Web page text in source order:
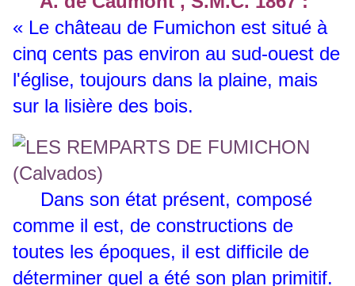
« Le château de Fumichon est situé à
cinq cents pas environ au sud-ouest de
l'église, toujours dans la plaine, mais
sur la lisière des bois.
Dans son état présent, composé
comme il est, de constructions de
toutes les époques, il est difficile de
déterminer quel a été son plan primitif.